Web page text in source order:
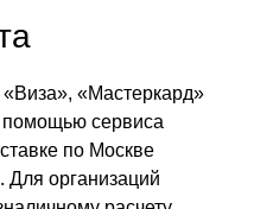
«Мастеркард»
сервиса
по Москве
организаций